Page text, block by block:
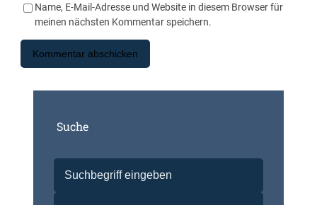
Name, E-Mail-Adresse und Website in diesem Browser für
meinen nächsten Kommentar speichern.
Suche